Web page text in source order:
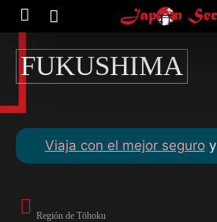
FUKUSHIMA
Viaja con el mejor seguroy
Región de Tōhoku